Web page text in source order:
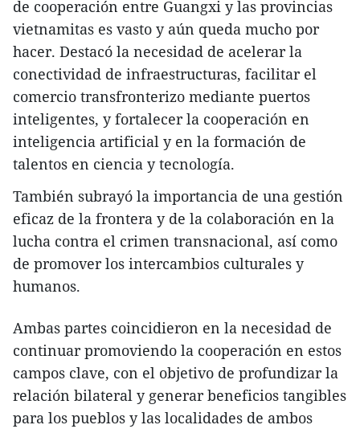
de cooperación entre Guangxi y las provincias
vietnamitas es vasto y aún queda mucho por
hacer. Destacó la necesidad de acelerar la
conectividad de infraestructuras, facilitar el
comercio transfronterizo mediante puertos
inteligentes, y fortalecer la cooperación en
inteligencia artificial y en la formación de
talentos en ciencia y tecnología.
También subrayó la importancia de una gestión
eficaz de la frontera y de la colaboración en la
lucha contra el crimen transnacional, así como
de promover los intercambios culturales y
humanos.
Ambas partes coincidieron en la necesidad de
continuar promoviendo la cooperación en estos
campos clave, con el objetivo de profundizar la
relación bilateral y generar beneficios tangibles
para los pueblos y las localidades de ambos